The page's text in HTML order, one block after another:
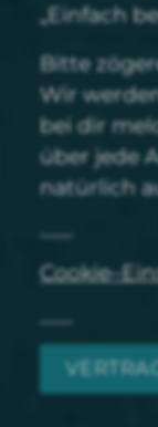
„Einfach
Bitte
Wir
bei dir
über jede
natürlich